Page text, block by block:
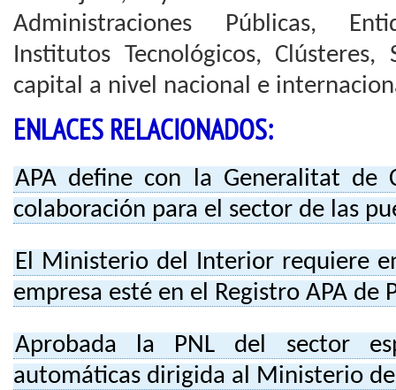
Administraciones Públicas,
Institutos Tecnológicos, Clústeres,
capital a nivel nacional e
ENLACES RELACIONADOS:
APA define con la Generalitat de
colaboración para el sector de las
El Ministerio del Interior requiere
empresa esté en el Registro APA de
Aprobada la PNL del sector
automáticas dirigida al Ministerio